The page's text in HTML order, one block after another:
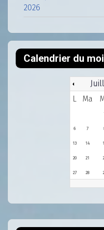
2026
Calendrier du
L
Ma
6 7
13 14
20 21
27 28